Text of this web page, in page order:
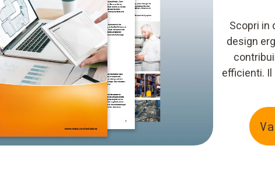
Scopri in
design
efficienti. Il